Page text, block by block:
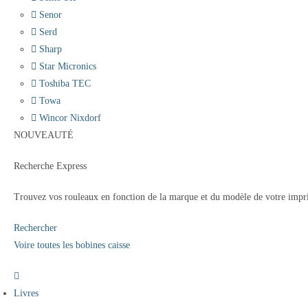
Senor
Serd
Sharp
Star Micronics
Toshiba TEC
Towa
Wincor Nixdorf
NOUVEAUTÉ
Recherche Express
Trouvez vos rouleaux en fonction de la marque et du modèle de votre
Rechercher
Voire toutes les bobines caisse
Livres